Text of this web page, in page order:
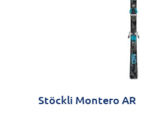
Stöckli Montero AR